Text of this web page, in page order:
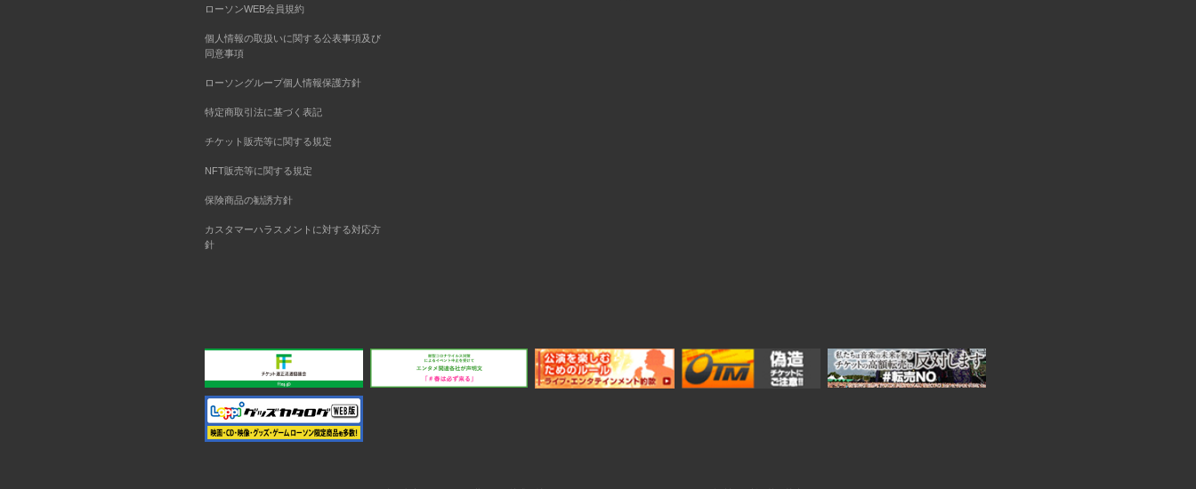
ローソンWEB会員規約
個人情報の取扱いに関する公表事項及び
同意事項
ローソングループ個人情報保護方針
特定商取引法に基づく表記
チケット販売等に関する規定
NFT販売等に関する規定
保険商品の勧誘方針
カスタマーハラスメントに対する対応方
針